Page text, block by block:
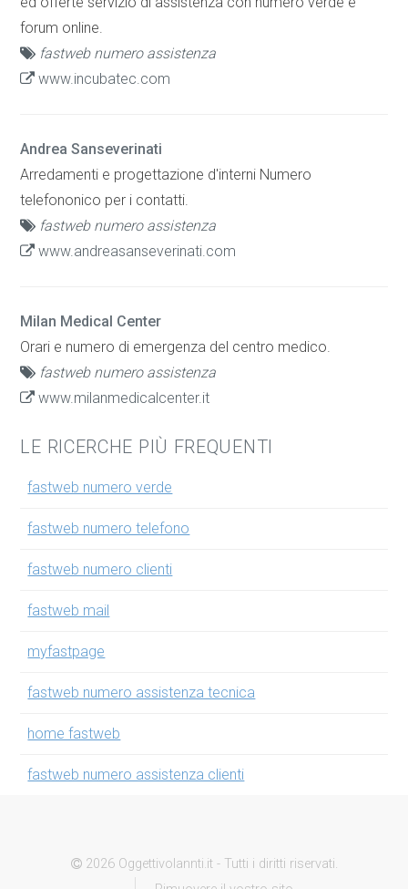
forum online.
fastweb numero assistenza
www.incubatec.com
Andrea Sanseverinati
Arredamenti e progettazione d'interni Numero
telefononico per i contatti.
fastweb numero assistenza
www.andreasanseverinati.com
Milan Medical Center
Orari e numero di emergenza del centro medico.
fastweb numero assistenza
www.milanmedicalcenter.it
LE RICERCHE PIÙ FREQUENTI
fastweb numero verde
fastweb numero telefono
fastweb numero clienti
fastweb mail
myfastpage
fastweb numero assistenza tecnica
home fastweb
fastweb numero assistenza clienti
2026 Oggettivolannti.it - Tutti i diritti riservati.